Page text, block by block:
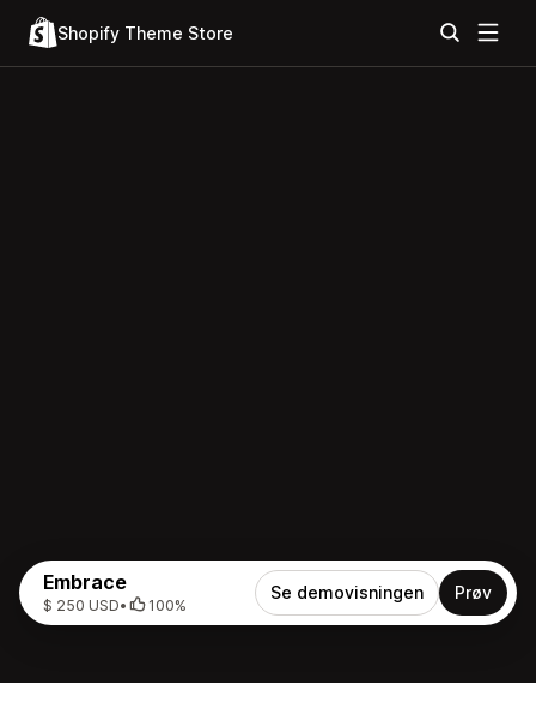
Shopify Theme Store
Embrace
$ 250 USD• 100%
Se demovisningen Prøv